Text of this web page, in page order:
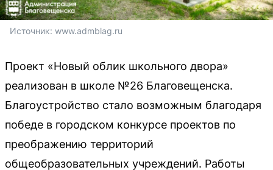
Источник: www.admblag.ru
Проект «Новый облик школьного двора»
реализован в школе №26 Благовещенска.
Благоустройство стало возможным благодаря
победе в городском конкурсе проектов по
преображению территорий
общеобразовательных учреждений. Работы